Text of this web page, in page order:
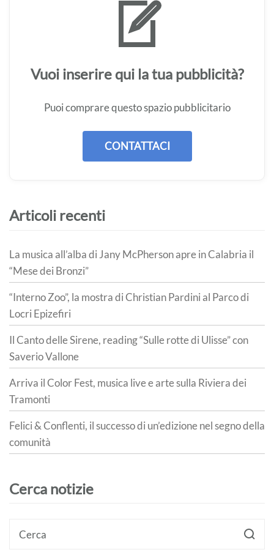
Vuoi inserire qui la tua pubblicità?
Puoi comprare questo spazio pubblicitario
CONTATTACI
Articoli recenti
La musica all’alba di Jany McPherson apre in Calabria il
“Mese dei Bronzi”
“Interno Zoo”, la mostra di Christian Pardini al Parco di
Locri Epizefiri
Il Canto delle Sirene, reading “Sulle rotte di Ulisse” con
Saverio Vallone
Arriva il Color Fest, musica live e arte sulla Riviera dei
Tramonti
Felici & Conflenti, il successo di un’edizione nel segno della
comunità
Cerca notizie